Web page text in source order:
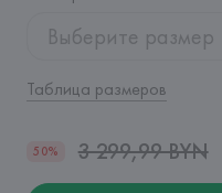
Выберите размер
Таблица размеров
50% 3 299,99 BYN